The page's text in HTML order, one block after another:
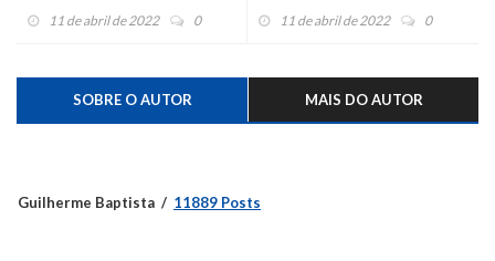
Cultura11 de abril de 2022 0
milhões11 de abril de 2022 0
SOBRE O AUTOR MAIS DO AUTOR
Guilherme Baptista 11889 Posts